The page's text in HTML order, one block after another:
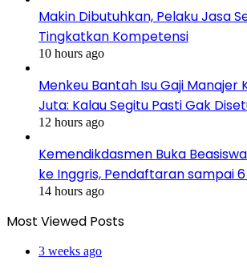
Makin Dibutuhkan, Pelaku Jasa
Tingkatkan Kompetensi
10 hours ago
Menkeu Bantah Isu Gaji Manajer
Juta: Kalau Segitu Pasti Gak
12 hours ago
Kemendikdasmen Buka
ke Inggris, Pendaftaran sampai
14 hours ago
Most Viewed Posts
3 weeks ago